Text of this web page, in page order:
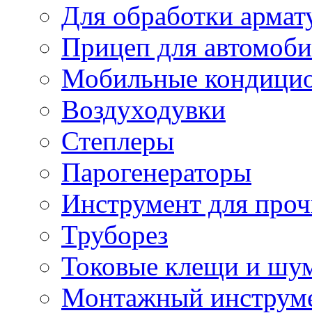
Для обработки
Прицеп для
Мобильные
Воздуходувки
Степлеры
Парогенераторы
Инструмент для
Труборез
Токовые клещи и
Монтажный